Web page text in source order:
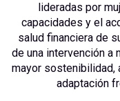
lideradas por
capacidades y el
salud financiera de
de una intervención a
mayor sostenibilidad,
adaptación